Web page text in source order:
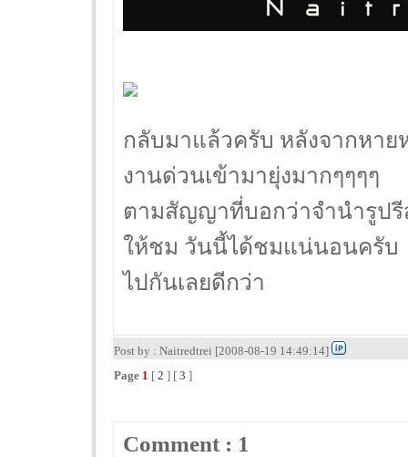
กลับมาแล้วครับ หลังจากหา
งานด่วนเข้ามายุ่งมากๆๆๆๆ
ตามสัญญาที่บอกว่าจำนำรูปรี
ให้ชม วันนี้ได้ชมแน่นอนครับ
ไปกันเลยดีกว่า
Post by : Naitredtrei [2008-08-19 14:49:14]
Page 1 [ 2 ] [ 3 ]
Comment : 1